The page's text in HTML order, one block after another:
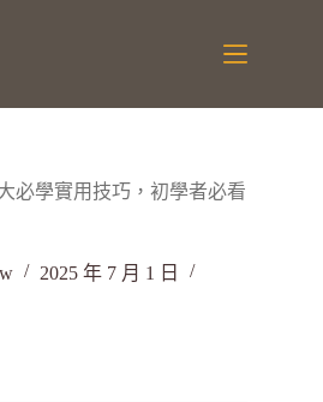
必學實用技巧，初學者必看
2025 年 7 月 1 日